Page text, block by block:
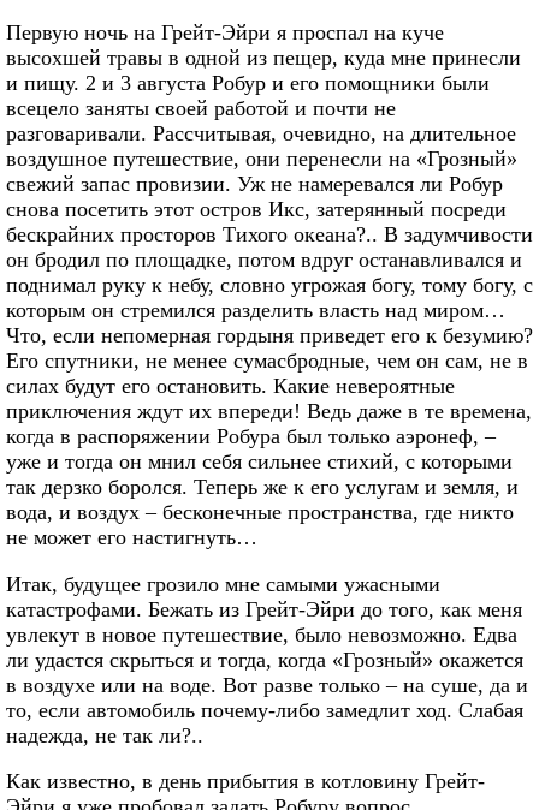
Первую ночь на Грейт-Эйри я проспал на куче
высохшей травы в одной из пещер, куда мне принесли
и пищу. 2 и 3 августа Робур и его помощники были
всецело заняты своей работой и почти не
разговаривали. Рассчитывая, очевидно, на длительное
воздушное путешествие, они перенесли на «Грозный»
свежий запас провизии. Уж не намеревался ли Робур
снова посетить этот остров Икс, затерянный посреди
бескрайних просторов Тихого океана?.. В задумчивости
он бродил по площадке, потом вдруг останавливался и
поднимал руку к небу, словно угрожая богу, тому богу, с
которым он стремился разделить власть над миром…
Что, если непомерная гордыня приведет его к безумию?
Его спутники, не менее сумасбродные, чем он сам, не в
силах будут его остановить. Какие невероятные
приключения ждут их впереди! Ведь даже в те времена,
когда в распоряжении Робура был только аэронеф, –
уже и тогда он мнил себя сильнее стихий, с которыми
так дерзко боролся. Теперь же к его услугам и земля, и
вода, и воздух – бесконечные пространства, где никто
не может его настигнуть…
Итак, будущее грозило мне самыми ужасными
катастрофами. Бежать из Грейт-Эйри до того, как меня
увлекут в новое путешествие, было невозможно. Едва
ли удастся скрыться и тогда, когда «Грозный» окажется
в воздухе или на воде. Вот разве только – на суше, да и
то, если автомобиль почему-либо замедлит ход. Слабая
надежда, не так ли?..
Как известно, в день прибытия в котловину Грейт-